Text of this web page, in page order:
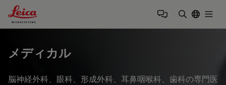
Leica Microsystems Logo
メディカル
脳神経外科、眼科、形成外科、耳鼻咽喉科、歯科の専門医